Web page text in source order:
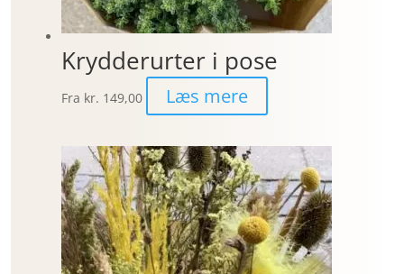
Krydderurter i pose
Fra kr. 149,00 Læs mere